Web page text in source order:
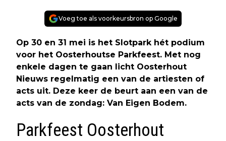
Voeg toe als voorkeursbron op Google
Op 30 en 31 mei is het Slotpark hét podium
voor het Oosterhoutse Parkfeest. Met nog
enkele dagen te gaan licht Oosterhout
Nieuws regelmatig een van de artiesten of
acts uit. Deze keer de beurt aan een van de
acts van de zondag: Van Eigen Bodem.
Parkfeest Oosterhout